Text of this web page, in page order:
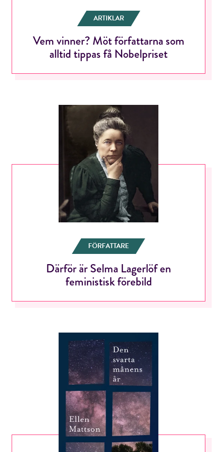
ARTIKLAR
Vem vinner? Möt författarna som
alltid tippas få Nobelpriset
FÖRFATTARE
Därför är Selma Lagerlöf en
feministisk förebild